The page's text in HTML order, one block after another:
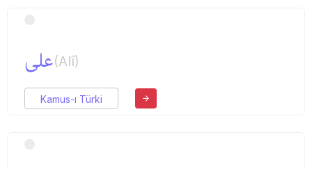
علی(Alî)
Kamus-ı Türki